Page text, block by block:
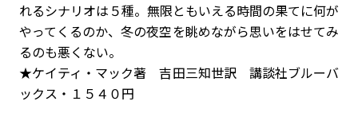
れるシナリオは５種。無限ともいえる時間の果てに何が
やってくるのか、冬の夜空を眺めながら思いをはせてみ
るのも悪くない。
★ケイティ・マック著 吉田三知世訳 講談社ブルーバ
ックス・１５４０円